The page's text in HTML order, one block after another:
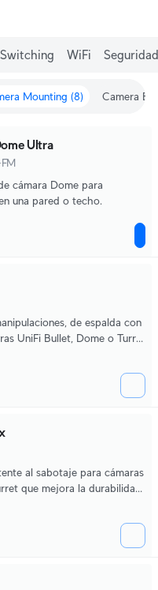
Switching WiFi
Mounting (8) Camera
Ultra
cámara Dome para
una pared o techo.
de espalda con
UniFi Bullet, Dome o Turret
al sabotaje para cámaras
que mejora la durabilidad